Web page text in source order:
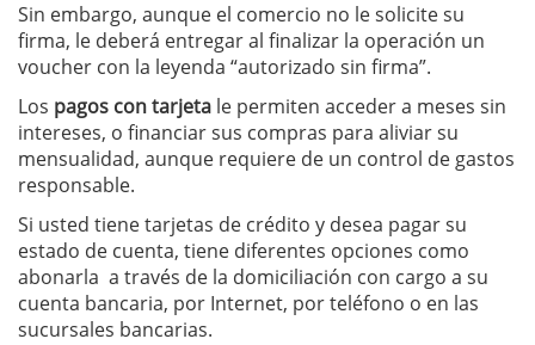
Sin embargo, aunque el comercio no le solicite su
firma, le deberá entregar al finalizar la operación un
voucher con la leyenda “autorizado sin firma”.
Los pagos con tarjeta le permiten acceder a meses sin
intereses, o financiar sus compras para aliviar su
mensualidad, aunque requiere de un control de gastos
responsable.
Si usted tiene tarjetas de crédito y desea pagar su
estado de cuenta, tiene diferentes opciones como
abonarla a través de la domiciliación con cargo a su
cuenta bancaria, por Internet, por teléfono o en las
sucursales bancarias.